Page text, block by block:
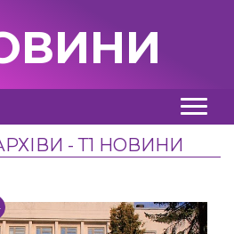
- Т1 НОВИНИ